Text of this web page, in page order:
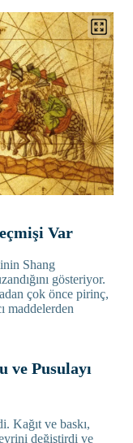
Var
Shang
gösteriyor.
çok önce pirinç,
maddelerden
ve Pusulayı
Kağıt ve baskı,
değiştirdi ve